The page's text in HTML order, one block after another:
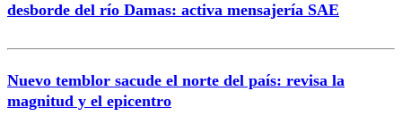
desborde del río Damas: activa mensajería SAE
Nuevo temblor sacude el norte del país: revisa la
magnitud y el epicentro